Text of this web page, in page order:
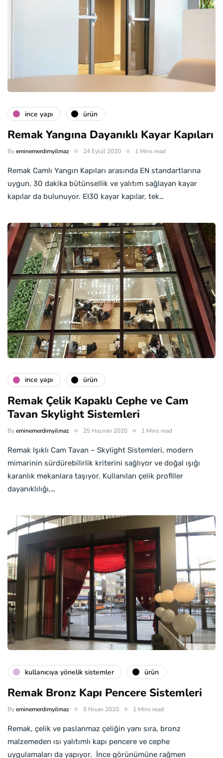
i̇nce yapı ürün
Remak Yangına Dayanıklı Kayar Kapıları
Byeminemerdimyilmaz 24 Eylül 2020 1 Mins read
Remak Camlı Yangın Kapıları arasında EN standartlarına
uygun, 30 dakika bütünsellik ve yalıtım sağlayan kayar
kapılar da bulunuyor. EI30 kayar kapılar, tek…
i̇nce yapı ürün
Remak Çelik Kapaklı Cephe ve Cam
Tavan Skylight Sistemleri
Byeminemerdimyilmaz 25 Haziran 2020 1 Mins read
Remak Işıklı Cam Tavan – Skylight Sistemleri, modern
mimarinin sürdürebilirlik kriterini sağlıyor ve doğal ışığı
karanlık mekanlara taşıyor. Kullanılan çelik profiller
dayanıklılığı,…
kullanıcıya yönelik sistemler ürün
Remak Bronz Kapı Pencere Sistemleri
Byeminemerdimyilmaz 5 Nisan 2020 1 Mins read
Remak, çelik ve paslanmaz çeliğin yanı sıra, bronz
malzemeden ısı yalıtımlı kapı pencere ve cephe
uygulamaları da yapıyor. İnce görünümüne rağmen